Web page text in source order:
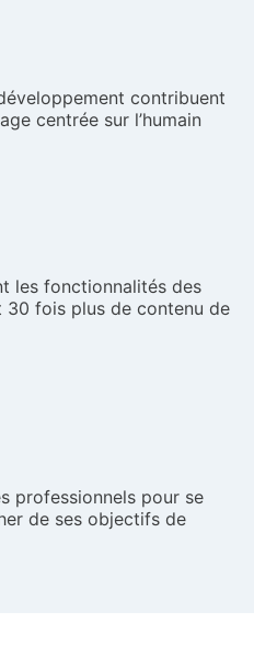
contribuent
centrée sur l’humain
les fonctionnalités des
30 fois plus de contenu de
professionnels pour se
de ses objectifs de